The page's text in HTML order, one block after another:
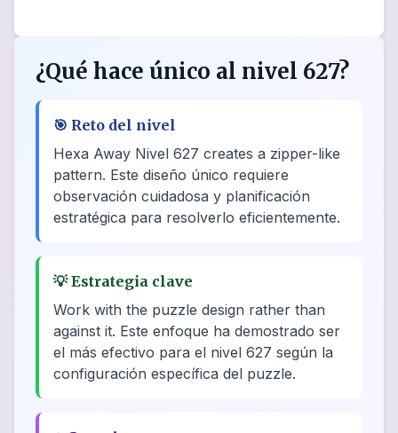
¿Qué hace único al nivel 627?
🎯 Reto del nivel
Hexa Away Nivel 627 creates a zipper-like
pattern. Este diseño único requiere
observación cuidadosa y planificación
estratégica para resolverlo eficientemente.
💡Estrategia clave
Work with the puzzle design rather than
against it. Este enfoque ha demostrado ser
el más efectivo para el nivel 627 según la
configuración específica del puzzle.